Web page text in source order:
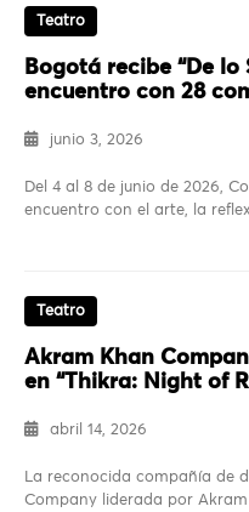
Teatro
Bogotá recibe “De lo
encuentro con 28
junio 3, 2026
Del 4 al 8 de junio de 2026,
encuentro con el arte, la
Teatro
Akram Khan
en “Thikra: Night of
abril 14, 2026
La reconocida compañía de
Company liderada por